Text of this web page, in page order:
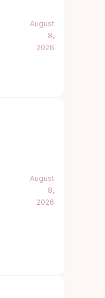
August
8,
2026
August
8,
2026